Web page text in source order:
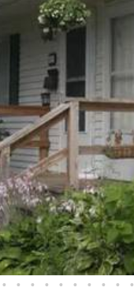
• • • • • • • • • •